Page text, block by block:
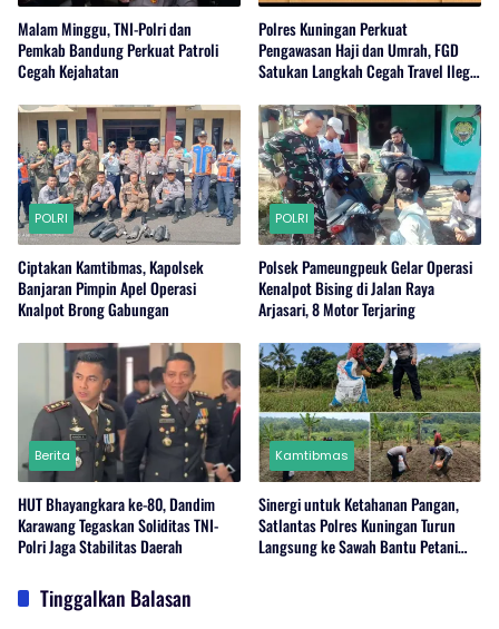
Malam Minggu, TNI-Polri dan
Pemkab Bandung Perkuat Patroli
Cegah Kejahatan
Polres Kuningan Perkuat
Pengawasan Haji dan Umrah, FGD
Satukan Langkah Cegah Travel Ilegal
POLRI
Ciptakan Kamtibmas, Kapolsek
Banjaran Pimpin Apel Operasi
Knalpot Brong Gabungan
POLRI
Polsek Pameungpeuk Gelar Operasi
Kenalpot Bising di Jalan Raya
Arjasari, 8 Motor Terjaring
Berita
HUT Bhayangkara ke-80, Dandim
Karawang Tegaskan Soliditas TNI-
Polri Jaga Stabilitas Daerah
Kamtibmas
Sinergi untuk Ketahanan Pangan,
Satlantas Polres Kuningan Turun
Langsung ke Sawah Bantu Petani
Tinggalkan Balasan